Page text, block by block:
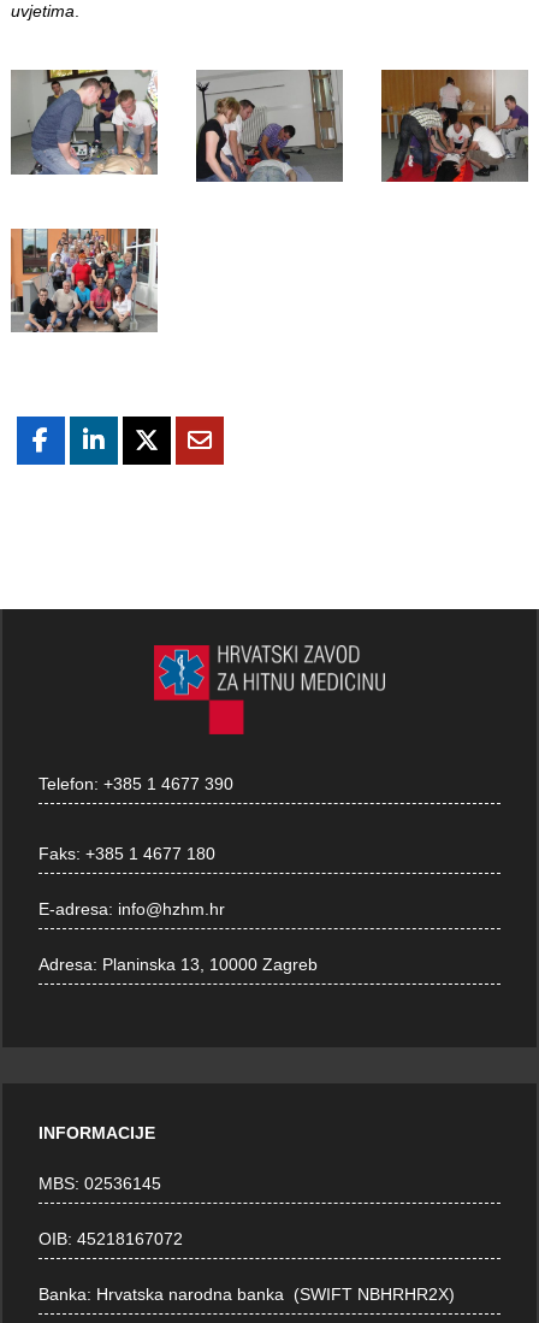
uvjetima.
Telefon:+385 1 4677 390
Faks:+385 1 4677 180
E-adresa: info@hzhm.hr
Adresa: Planinska 13, 10000 Zagreb
INFORMACIJE
MBS: 02536145
OIB: 45218167072
Banka: Hrvatska narodna banka (SWIFT NBHRHR2X)